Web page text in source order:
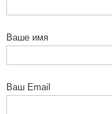
Ваше имя
Ваш Email